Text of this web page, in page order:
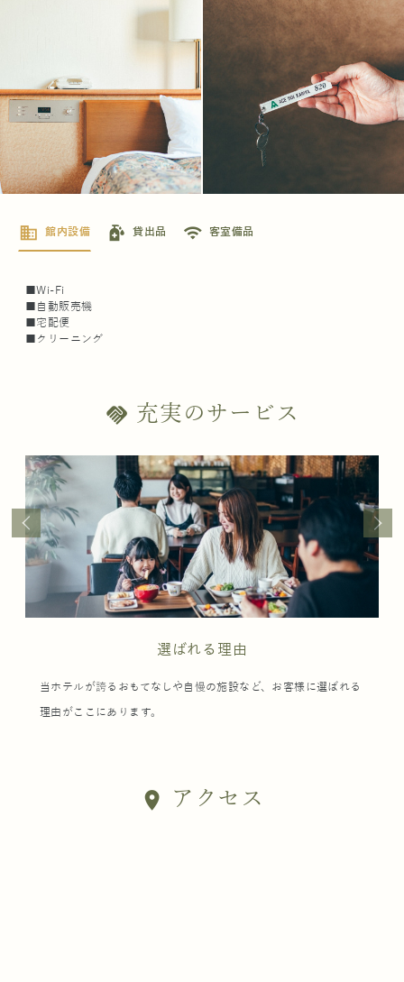
business 館内設備 sanitizer 貸出品 wifi 客室備品
■Wi-Fi
■自動販売機
■宅配便
■クリーニング
handshake 充実のサービス
選ばれる理由
当ホテルが誇るおもてなしや自慢の施設など、お客様に選ばれる
理由がここにあります。
location_on アクセス